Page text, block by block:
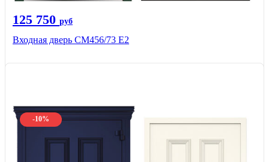
125 750 руб
Входная дверь СМ456/73 Е2
-10%